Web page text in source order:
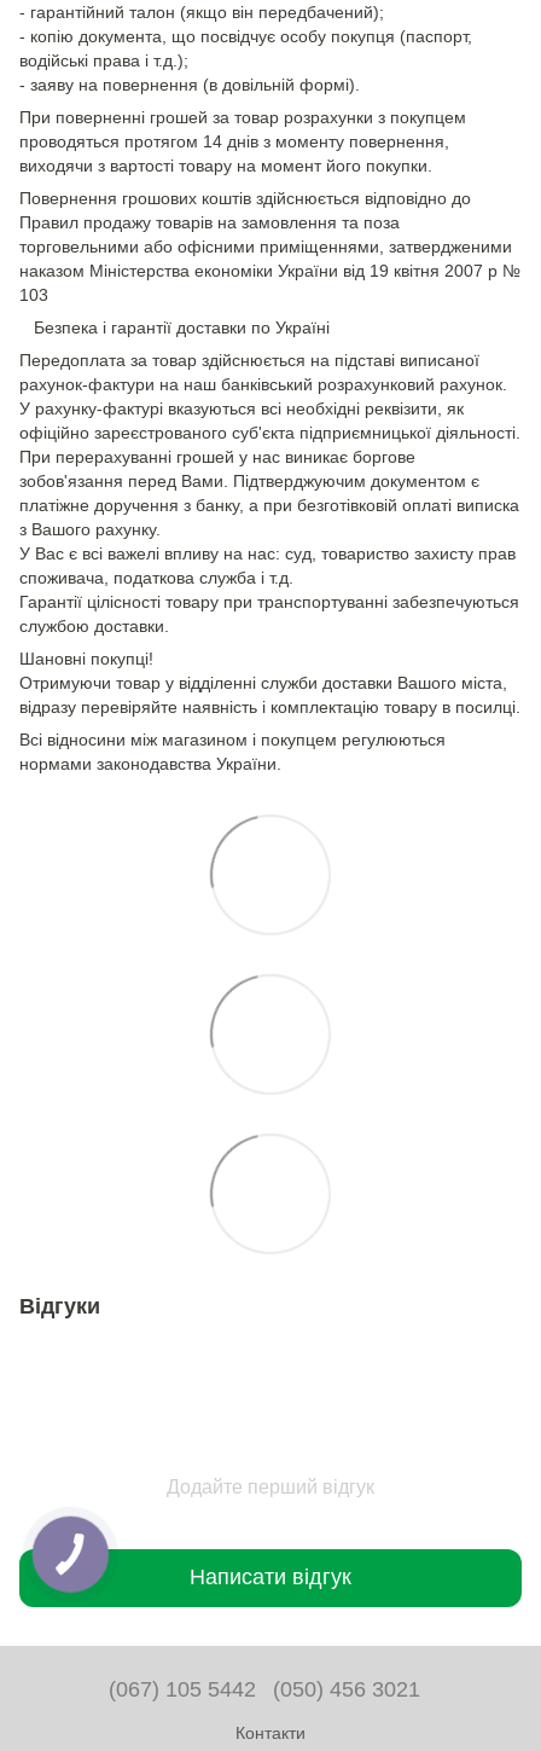
- гарантійний талон (якщо він передбачений);
- копію документа, що посвідчує особу покупця (паспорт,
водійські права і т.д.);
- заяву на повернення (в довільній формі).
При поверненні грошей за товар розрахунки з покупцем
проводяться протягом 14 днів з моменту повернення,
виходячи з вартості товару на момент його покупки.
Повернення грошових коштів здійснюється відповідно до
Правил продажу товарів на замовлення та поза
торговельними або офісними приміщеннями, затвердженими
наказом Міністерства економіки України від 19 квітня 2007 р №
103
Безпека і гарантії доставки по Україні
Передоплата за товар здійснюється на підставі виписаної
рахунок-фактури на наш банківський розрахунковий рахунок.
У рахунку-фактурі вказуються всі необхідні реквізити, як
офіційно зареєстрованого суб'єкта підприємницької діяльності.
При перерахуванні грошей у нас виникає боргове
зобов'язання перед Вами. Підтверджуючим документом є
платіжне доручення з банку, а при безготівковій оплаті виписка
з Вашого рахунку.
У Вас є всі важелі впливу на нас: суд, товариство захисту прав
споживача, податкова служба і т.д.
Гарантії цілісності товару при транспортуванні забезпечуються
службою доставки.
Шановні покупці!
Отримуючи товар у відділенні служби доставки Вашого міста,
відразу перевіряйте наявність і комплектацію товару в посилці.
Всі відносини між магазином і покупцем регулюються
нормами законодавства України.
Відгуки
Додайте перший відгук
Написати відгук
(067) 105 5442 (050) 456 3021
Контакти